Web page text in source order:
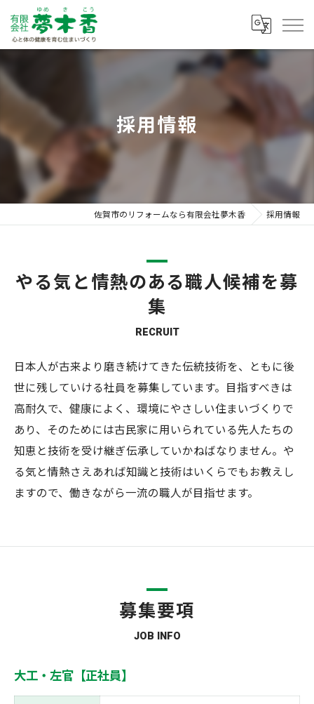
採用情報
佐賀市のリフォームなら有限会社夢木香 採用情報
やる気と情熱のある職人候補を募
集
RECRUIT
日本人が古来より磨き続けてきた伝統技術を、ともに後
世に残していける社員を募集しています。目指すべきは
高耐久で、健康によく、環境にやさしい住まいづくりで
あり、そのためには古民家に用いられている先人たちの
知恵と技術を受け継ぎ伝承していかねばなりません。や
る気と情熱さえあれば知識と技術はいくらでもお教えし
ますので、働きながら一流の職人が目指せます。
募集要項
JOB INFO
大工・左官【正社員】